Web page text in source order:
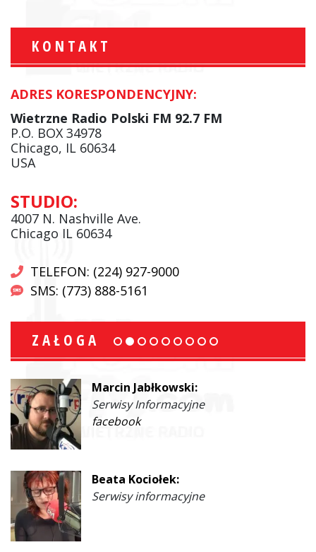
KONTAKT
ADRES KORESPONDENCYJNY:
Wietrzne Radio Polski FM 92.7 FM
P.O. BOX 34978
Chicago, IL 60634
USA
STUDIO:
4007 N. Nashville Ave.
Chicago IL 60634
TELEFON: (224) 927-9000
SMS: (773) 888-5161
ZAŁOGA
Marcin Jabłkowski:
Serwisy Informacyjne
facebook
Beata Kociołek:
Serwisy informacyjne